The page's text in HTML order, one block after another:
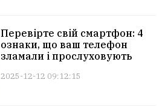
Перевірте свій смартфон: 4
ознаки, що ваш телефон
зламали і прослуховують
2025-12-12 09:12:15